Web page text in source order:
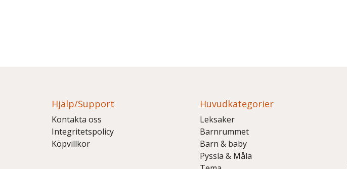
Hjälp/Support
Kontakta oss
Integritetspolicy
Köpvillkor
Huvudkategorier
Leksaker
Barnrummet
Barn & baby
Pyssla & Måla